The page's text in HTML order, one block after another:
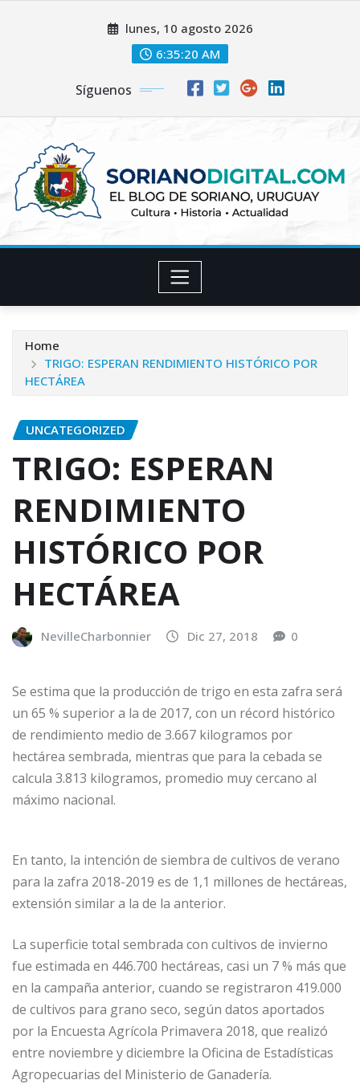
lunes, 10 agosto 2026
6:35:21 AM
Síguenos
Home
TRIGO: ESPERAN RENDIMIENTO HISTÓRICO POR
HECTÁREA
UNCATEGORIZED
TRIGO: ESPERAN
RENDIMIENTO
HISTÓRICO POR
HECTÁREA
NevilleCharbonnier Dic 27, 2018 0
Se estima que la producción de trigo en esta zafra será
un 65 % superior a la de 2017, con un récord histórico
de rendimiento medio de 3.667 kilogramos por
hectárea sembrada, mientras que para la cebada se
calcula 3.813 kilogramos, promedio muy cercano al
máximo nacional.
En tanto, la intención de siembra de cultivos de verano
para la zafra 2018-2019 es de 1,1 millones de hectáreas,
extensión similar a la de la anterior.
La superficie total sembrada con cultivos de invierno
fue estimada en 446.700 hectáreas, casi un 7 % más que
en la campaña anterior, cuando se registraron 419.000
de cultivos para grano seco, según datos aportados
por la Encuesta Agrícola Primavera 2018, que realizó
entre noviembre y diciembre la Oficina de Estadísticas
Agropecuarias del Ministerio de Ganadería.